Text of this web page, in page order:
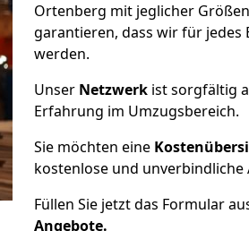
Ortenberg mit jeglicher
garantieren, dass wir für jedes
werden.
Unser Netzwerk ist sorgfältig
Erfahrung im Umzugsbereich.
Sie möchten eine
kostenlose und unverbindliche
Füllen Sie jetzt das Formular
Angebote.